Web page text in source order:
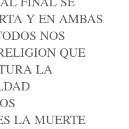
Y EN AMBAS
NOS
QUE
LA
LA MUERTE